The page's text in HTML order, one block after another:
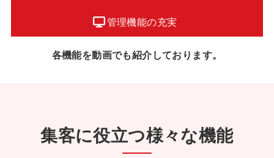
管理機能の充実
各機能を動画でも紹介しております。
集客に役立つ様々な機能